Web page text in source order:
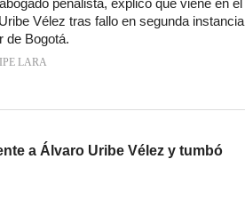
penalista, explicó qué viene en el
Vélez tras fallo en segunda instancia
de Bogotá.
LARA
a Álvaro Uribe Vélez y tumbó